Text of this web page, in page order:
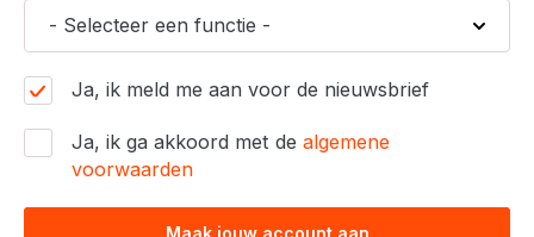
Ja, ik meld me aan voor de nieuwsbrief
Ja, ik ga akkoord met de algemene
voorwaarden
Maak jouw account aan